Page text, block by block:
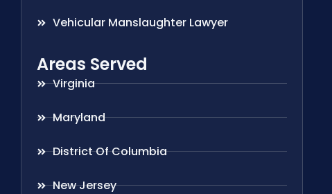
Vehicular Manslaughter Lawyer
Areas Served
Virginia
Maryland
District Of Columbia
New Jersey